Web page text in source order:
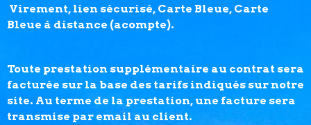
Virement, lien sécurisé, Carte Bleue, Carte
Bleue à distance (acompte).
Toute prestation supplémentaire au contrat sera
facturée sur la base des tarifs indiqués sur notre
site. Au terme de la prestation, une facture sera
transmise par email au client.